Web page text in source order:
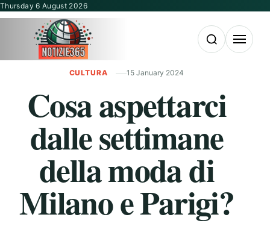
Vai al contenuto
Thursday 6 August 2026
Apri la ricerca
Apri il
CULTURA 15 January 2024
Cosa aspettarci
dalle settimane
della moda di
Milano e Parigi?